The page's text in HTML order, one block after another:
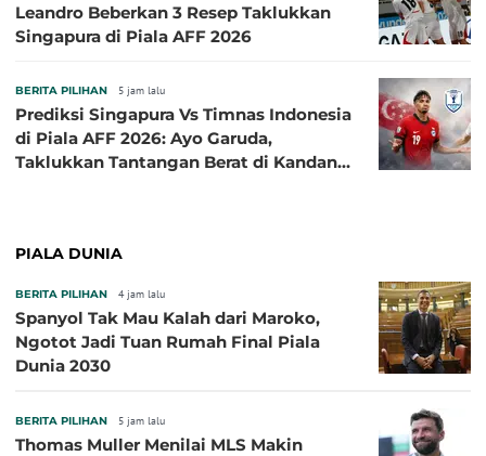
Leandro Beberkan 3 Resep Taklukkan
Singapura di Piala AFF 2026
BERITA PILIHAN 5 jam lalu
Prediksi Singapura Vs Timnas Indonesia
di Piala AFF 2026: Ayo Garuda,
Taklukkan Tantangan Berat di Kandang
PIALA DUNIA
BERITA PILIHAN 4 jam lalu
Spanyol Tak Mau Kalah dari Maroko,
Ngotot Jadi Tuan Rumah Final Piala
Dunia 2030
BERITA PILIHAN 5 jam lalu
Thomas Muller Menilai MLS Makin